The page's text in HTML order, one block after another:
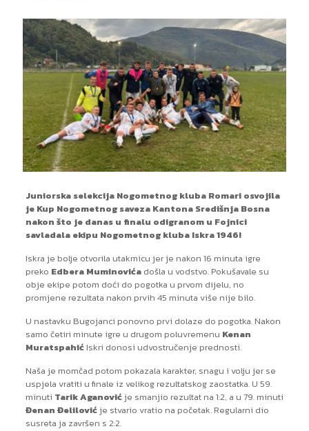
Juniorska selekcija Nogometnog kluba Romari osvojila
je Kup Nogometnog saveza Kantona Središnja Bosna
nakon što je danas u finalu odigranom u Fojnici
savladala ekipu Nogometnog kluba Iskra 1946!
Iskra je bolje otvorila utakmicu jer je nakon 16 minuta igre
preko Edbera Muminovićadošla u vodstvo. Pokušavale su
obje ekipe potom doći do pogotka u prvom dijelu, no
promjene rezultata nakon prvih 45 minuta više nije bilo.
U nastavku Bugojanci ponovno prvi dolaze do pogotka. Nakon
samo četiri minute igre u drugom poluvremenu Kenan
MuratspahićIskri donosi udvostručenje prednosti.
Naša je momčad potom pokazala karakter, snagu i volju jer se
uspjela vratiti u finale iz velikog rezultatskog zaostatka. U 59.
minuti Tarik Aganovićje smanjio rezultat na 1:2, a u 79. minuti
Đenan Đelilovićje stvario vratio na početak. Regularni dio
susreta ja završen s 2:2.